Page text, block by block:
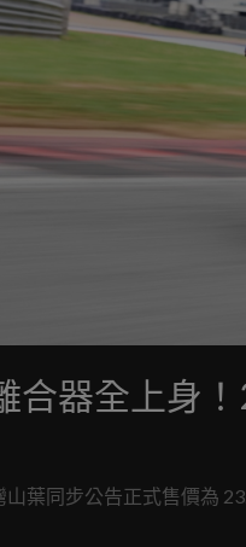
合器全上身
山葉同步公告正式售價為